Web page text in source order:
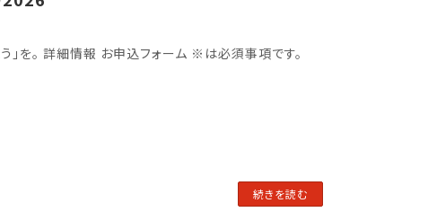
を。 詳細情報 お申込フォーム ※は必須事項です。
続きを読む